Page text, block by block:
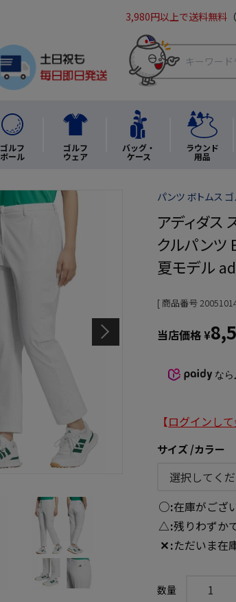
3,980円以上で送料無料
ゴルフ
ボール
ゴルフ
ウェア
バッグ・
ケース
ラウンド
用品
パンツ ボトムス
アディダス
クルパンツ
夏モデル
商品番号
当店価格¥
なら
【ログインし
サイズ カラー
○ 在庫がござ
△ 残りわずか
✕ ただいま在